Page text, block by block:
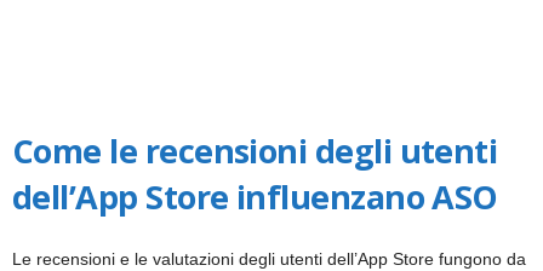
Come le recensioni degli utenti
dell’App Store influenzano ASO
Le recensioni e le valutazioni degli utenti dell’App Store fungono da